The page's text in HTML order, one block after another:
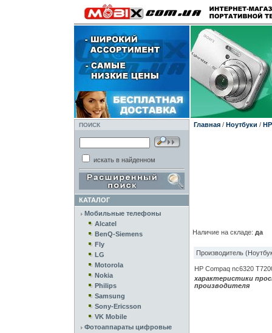
ПОИСК
искать в найденном
КАТАЛОГ
Мобильные телефоны
Alcatel
BenQ-Siemens
Fly
LG
Motorola
Nokia
Philips
Samsung
Sony-Ericsson
VK Mobile
Фотоаппараты цифровые
Главная/ Ноутбуки /
Наличие на складе: да
Производитель
HP Compaq nc6320
характеристики
производителя